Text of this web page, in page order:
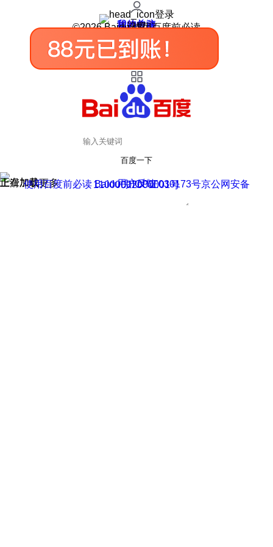
登录
我的关注
我的收藏
皮肤中心
用户反馈
设置
©2026 Baidu 使用百度前必读
百度一下
正在加载
上滑加载更多 用户反馈
使用百度前必读 Baidu 京ICP证030173号
京公网安备11000002000001号